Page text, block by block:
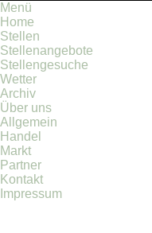
Menü
Home
Stellen
Stellenangebote
Stellengesuche
Wetter
Archiv
Über uns
Allgemein
Handel
Markt
Partner
Kontakt
Impressum